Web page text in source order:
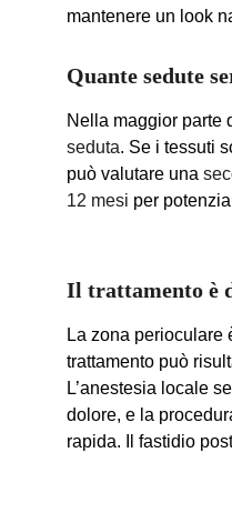
mantenere un look
Quante sedute
Nella maggior parte
seduta. Se i tessuti
può valutare una
12 mesi per
Il trattamento è
La zona perioculare
trattamento può
L’anestesia locale
dolore, e la
rapida. Il fastidio